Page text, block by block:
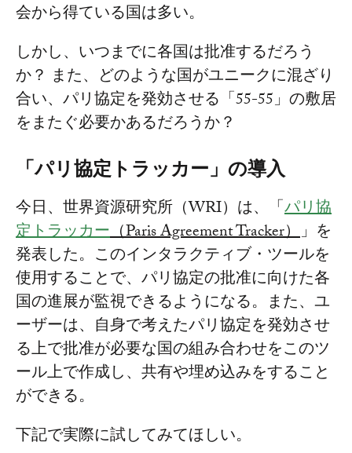
会から得ている国は多い。
しかし、いつまでに各国は批准するだろう
か？ また、どのような国がユニークに混ざり
合い、パリ協定を発効させる「55-55」の敷居
をまたぐ必要かあるだろうか？
「パリ協定トラッカー」の導入
今日、世界資源研究所（WRI）は、「 パリ協
定トラッカー（Paris Agreement Tracker）」を
発表した。このインタラクティブ・ツールを
使用することで、パリ協定の批准に向けた各
国の進展が監視できるようになる。また、ユ
ーザーは、自身で考えたパリ協定を発効させ
る上で批准が必要な国の組み合わせをこのツ
ール上で作成し、共有や埋め込みをすること
ができる。
下記で実際に試してみてほしい。